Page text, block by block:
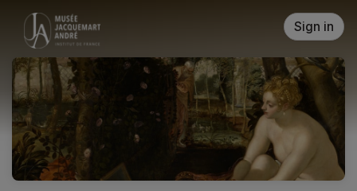
Skip header
Sign in